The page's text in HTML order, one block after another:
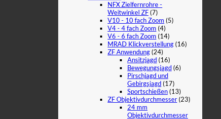
NFX Zielfernrohre -
Weitwinkel ZF(7)
V10 - 10 fach Zoom (5)
V4 - 4 fach Zoom (4)
V6 - 6 fach Zoom (14)
MRAD Klickverstellung(16)
ZF Anwendung(24)
Ansitzjagd(16)
Bewegungsjagd(6)
Pirschjagd und
Gebirgsjagd(17)
Sportschießen(13)
ZF Objektivdurchmesser(23)
24 mm
Objektivdurchmesser